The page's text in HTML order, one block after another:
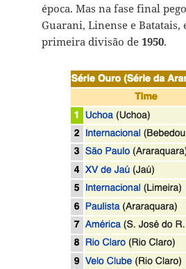
época. Mas na fase final
Guarani, Linense e Batatais,
primeira divisão de 1950.